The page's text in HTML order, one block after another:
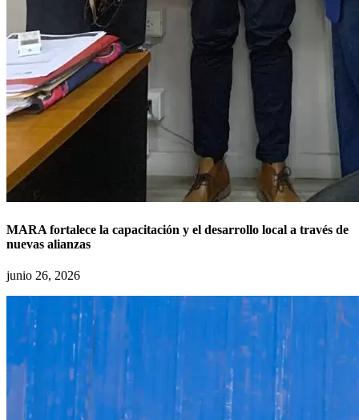
MARA fortalece la capacitación y el desarrollo local a través de
nuevas alianzas
junio 26, 2026